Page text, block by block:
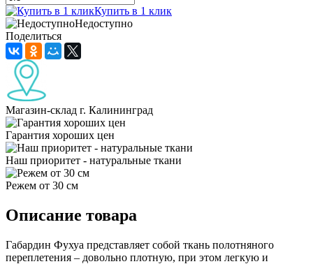
Купить в 1 клик
Недоступно
Поделиться
Магазин-склад г. Калининград
Гарантия хороших цен
Наш приоритет - натуральные ткани
Режем от 30 см
Описание товара
Габардин Фухуа представляет собой ткань полотняного
переплетения – довольно плотную, при этом легкую и